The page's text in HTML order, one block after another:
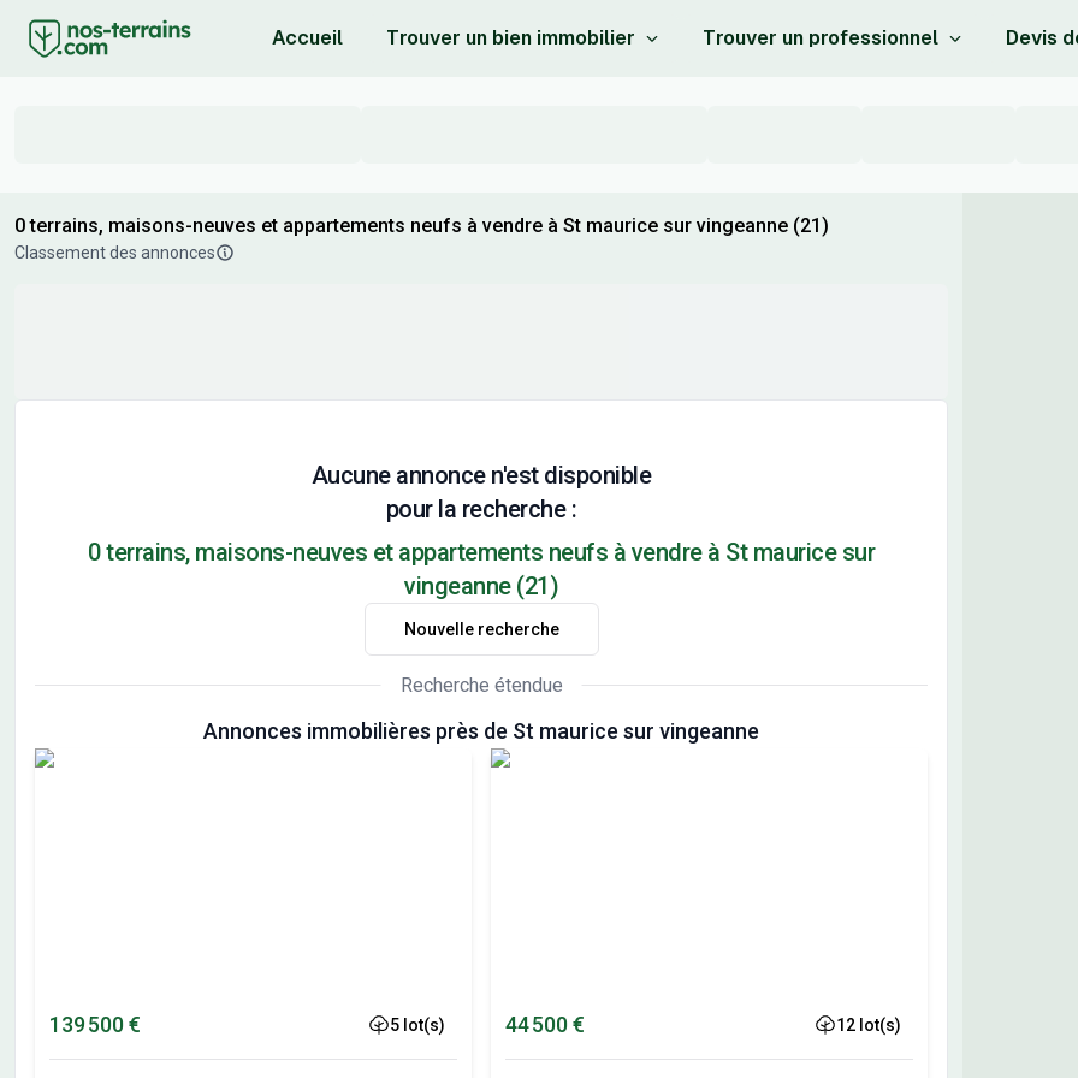
Accueil Trouver un bien immobilier Trouver un professionnel Devis
0 terrains, maisons-neuves et appartements neufs à vendre à St maurice sur vingeanne (21)
Classement des annonces
Aucune annonce n'est disponible
pour la recherche :
0 terrains, maisons-neuves et appartements neufs à vendre à St maurice sur
vingeanne (21)
Nouvelle recherche
Recherche étendue
Annonces immobilières près de St maurice sur vingeanne
139 500 € 5 lot(s) 44 500 € 12 lot(s)